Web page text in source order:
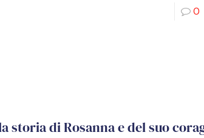
0
storia di Rosanna e del suo